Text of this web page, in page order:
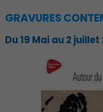
GRAVURES
Du 19 Mai au 2 juillet